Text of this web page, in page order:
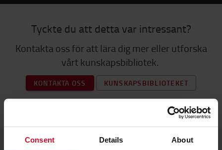
Consent Details About
Tyckte du att detta var intressant?
Kontakta oss för att lära dig mer eller utforska
vårt kunskapsbibliotek.
KONTAKTA OSS KUNSKAPSBIBLIOTEKET